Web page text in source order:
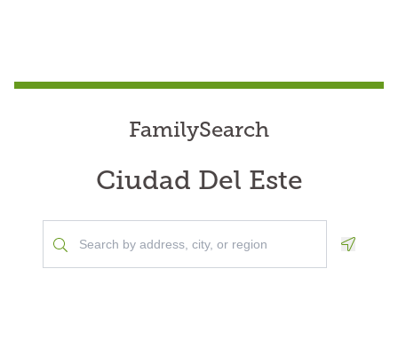
FamilySearch
Ciudad Del Este